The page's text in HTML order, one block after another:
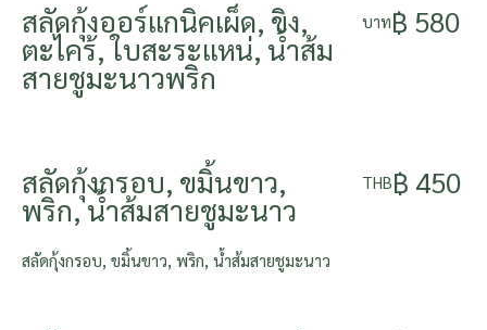
สลัดกุ้งออร์แกนิคเผ็ด, ขิง,
ตะไคร้, ใบสะระแหน่, น้ำส้ม
สายชูมะนาวพริก
บาท฿ 580
สลัดกุ้งกรอบ, ขมิ้นขาว,
พริก, น้ำส้มสายชูมะนาว
THB฿ 450
สลัดกุ้งกรอบ, ขมิ้นขาว, พริก, น้ำส้มสายชูมะนาว